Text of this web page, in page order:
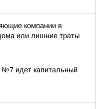
компании в
или лишние траты
№7 идет капитальный